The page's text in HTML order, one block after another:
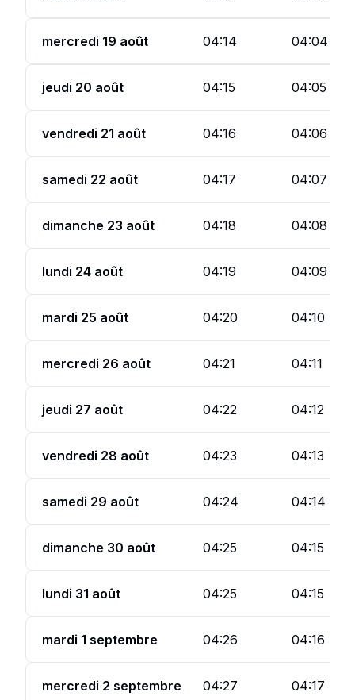
mercredi 19 août 04:14 04:04
jeudi 20 août 04:15 04:05
vendredi 21 août 04:16 04:06
samedi 22 août 04:17 04:07
dimanche 23 août 04:18 04:08
lundi 24 août 04:19 04:09
mardi 25 août 04:20 04:10
mercredi 26 août 04:21 04:11
jeudi 27 août 04:22 04:12
vendredi 28 août 04:23 04:13
samedi 29 août 04:24 04:14
dimanche 30 août 04:25 04:15
lundi 31 août 04:25 04:15
mardi 1 septembre 04:26 04:16
mercredi 2 septembre 04:27 04:17